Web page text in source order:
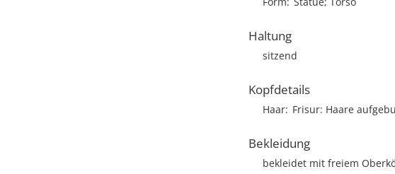
Haltung
sitzend
Kopfdetails
Haar Frisur Haare
Bekleidung
bekleidet mit freiem